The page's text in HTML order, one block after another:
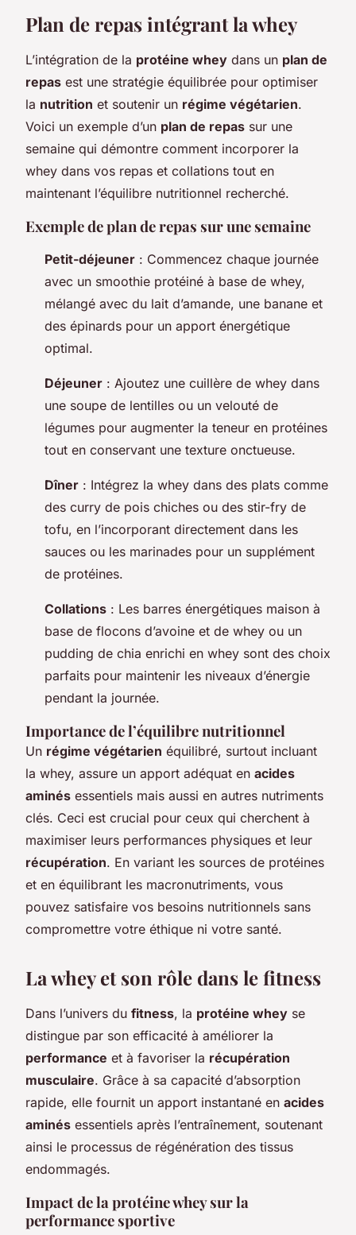
Plan de repas intégrant la whey
L’intégration de la protéine whey dans un plan de
repas est une stratégie équilibrée pour optimiser
la nutrition et soutenir un régime végétarien.
Voici un exemple d’un plan de repas sur une
semaine qui démontre comment incorporer la
whey dans vos repas et collations tout en
maintenant l’équilibre nutritionnel recherché.
Exemple de plan de repas sur une semaine
Petit-déjeuner : Commencez chaque journée
avec un smoothie protéiné à base de whey,
mélangé avec du lait d’amande, une banane et
des épinards pour un apport énergétique
optimal.
Déjeuner : Ajoutez une cuillère de whey dans
une soupe de lentilles ou un velouté de
légumes pour augmenter la teneur en protéines
tout en conservant une texture onctueuse.
Dîner : Intégrez la whey dans des plats comme
des curry de pois chiches ou des stir-fry de
tofu, en l’incorporant directement dans les
sauces ou les marinades pour un supplément
de protéines.
Collations : Les barres énergétiques maison à
base de flocons d’avoine et de whey ou un
pudding de chia enrichi en whey sont des choix
parfaits pour maintenir les niveaux d’énergie
pendant la journée.
Importance de l’équilibre nutritionnel
Un régime végétarien équilibré, surtout incluant
la whey, assure un apport adéquat en acides
aminés essentiels mais aussi en autres nutriments
clés. Ceci est crucial pour ceux qui cherchent à
maximiser leurs performances physiques et leur
récupération. En variant les sources de protéines
et en équilibrant les macronutriments, vous
pouvez satisfaire vos besoins nutritionnels sans
compromettre votre éthique ni votre santé.
La whey et son rôle dans le fitness
Dans l’univers du fitness, la protéine whey se
distingue par son efficacité à améliorer la
performance et à favoriser la récupération
musculaire. Grâce à sa capacité d’absorption
rapide, elle fournit un apport instantané en acides
aminés essentiels après l’entraînement, soutenant
ainsi le processus de régénération des tissus
endommagés.
Impact de la protéine whey sur la
performance sportive